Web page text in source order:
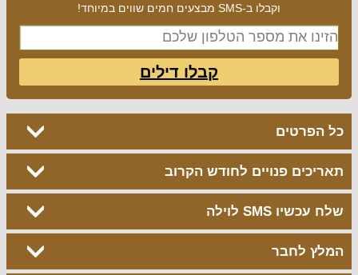
וקבלו ב-SMS מבצעים חמים שווים במיוחד!
קבלו דילים
כל הפרטים
תאריכים פנויים לחודש הקרוב
שלח עכשיו SMS לוילה
המלץ לחבר